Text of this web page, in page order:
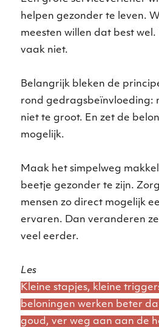
helpen gezonder te leven.
meesten willen dat best
vaak niet.
Belangrijk bleken de
rond gedragsbeïnvloeding:
niet te groot. En zet de
mogelijk.
Maak het simpelweg
beetje gezonder te zijn.
mensen zo direct mogelijk
ervaren. Dan veranderen
veel eerder.
Les
Kleine stapjes, kleine
beloningen werken beter
goud, ver weg aan aan de